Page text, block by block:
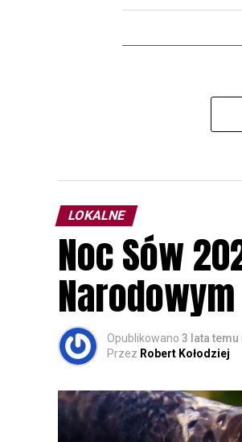
LOKALNE
Noc Sów
Narodowym
Opublikowano 3 lata temu
Przez Robert Kołodziej